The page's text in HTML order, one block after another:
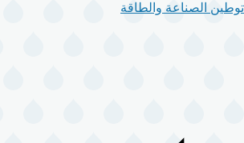
توطين الصناعة والطاقة